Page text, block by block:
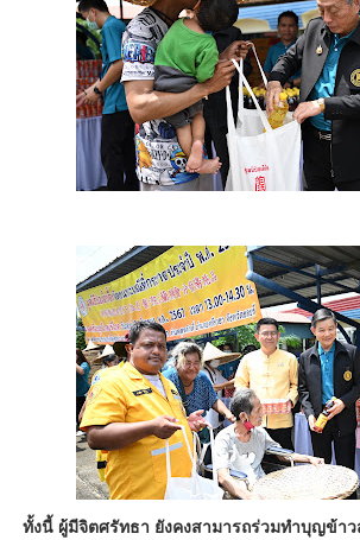
ทั้งนี้ ผู้มีจิตศรัทธา ยังคงสามารถร่วมทำบุญข้า